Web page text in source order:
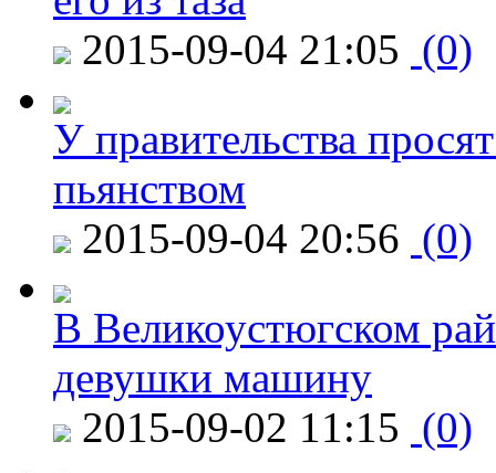
2015-09-04 21:05 (0)
У правительства
пьянством
2015-09-04 20:56 (0)
В Великоустюгском
девушки машину
2015-09-02 11:15 (0)